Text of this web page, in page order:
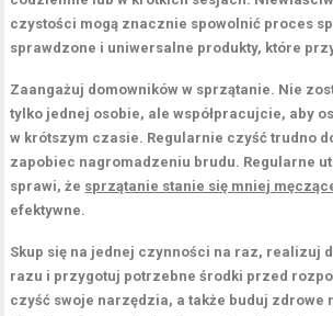
czystości mogą znacznie spowolnić proces
sprawdzone i uniwersalne produkty, które
Zaangażuj domowników w sprzątanie. Nie
tylko jednej osobie, ale współpracujcie, aby
w krótszym czasie. Regularnie czyść trudno
zapobiec nagromadzeniu brudu. Regularne
sprawi, że sprzątanie stanie się mniej
efektywne.
Skup się na jednej czynności na raz, realizuj
razu i przygotuj potrzebne środki przed
czyść swoje narzędzia, a także buduj zdrowe